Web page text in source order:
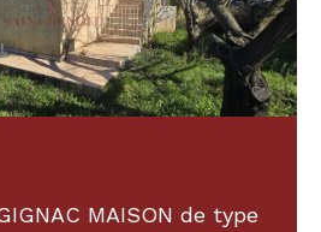
MAISON de type